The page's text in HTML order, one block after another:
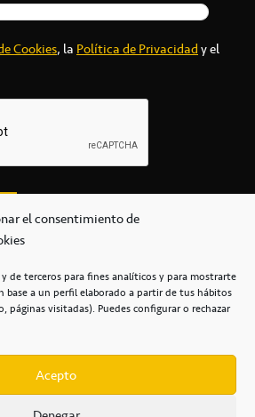
el consentimiento de
de terceros para fines analíticos y para mostrarte
base a un perfil elaborado a partir de tus hábitos
páginas visitadas). Puedes configurar o rechazar
Acepto
Cookies, laPolítica de Privacidady el
684
Deporte / 38108 – La Laguna